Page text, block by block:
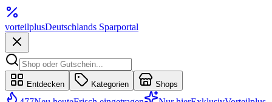
vorteilplusDeutschlands Sparportal
Entdecken Kategorien Shops